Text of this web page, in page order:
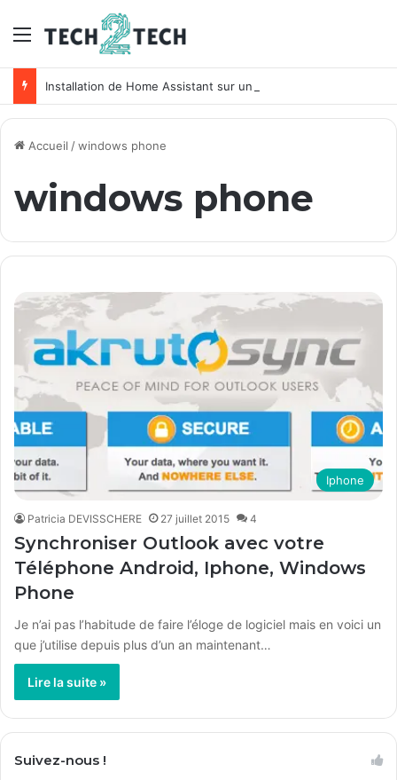
Menu
Installation de Home Assistant sur un NAS Synology
Accueil /windows phone
windows phone
Iphone
Patricia DEVISSCHERE 27 juillet 2015 4
Synchroniser Outlook avec votre
Téléphone Android, Iphone, Windows
Phone
Je n’ai pas l’habitude de faire l’éloge de logiciel mais en voici un
que j’utilise depuis plus d’un an maintenant…
Lire la suite »
Suivez-nous !